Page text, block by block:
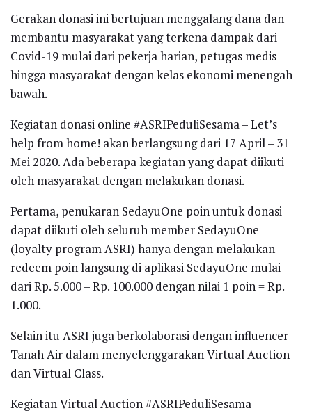
Gerakan donasi ini bertujuan menggalang dana dan
membantu masyarakat yang terkena dampak dari
Covid-19 mulai dari pekerja harian, petugas medis
hingga masyarakat dengan kelas ekonomi menengah
bawah.
Kegiatan donasi online #ASRIPeduliSesama – Let’s
help from home! akan berlangsung dari 17 April – 31
Mei 2020. Ada beberapa kegiatan yang dapat diikuti
oleh masyarakat dengan melakukan donasi.
Pertama, penukaran SedayuOne poin untuk donasi
dapat diikuti oleh seluruh member SedayuOne
(loyalty program ASRI) hanya dengan melakukan
redeem poin langsung di aplikasi SedayuOne mulai
dari Rp. 5.000 – Rp. 100.000 dengan nilai 1 poin = Rp.
1.000.
Selain itu ASRI juga berkolaborasi dengan influencer
Tanah Air dalam menyelenggarakan Virtual Auction
dan Virtual Class.
Kegiatan Virtual Auction #ASRIPeduliSesama